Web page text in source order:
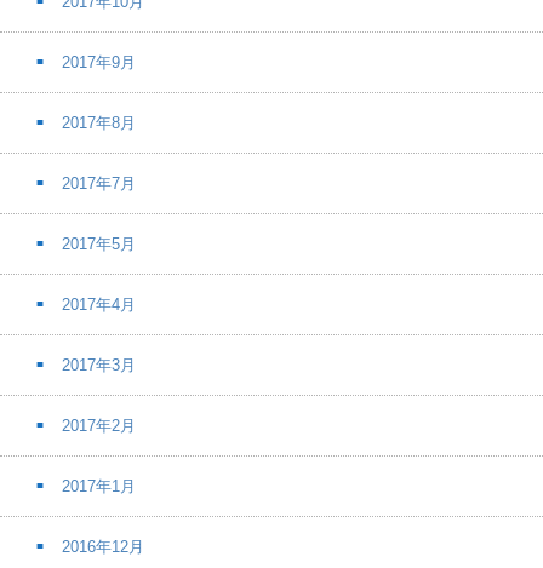
2017年9月
2017年8月
2017年7月
2017年5月
2017年4月
2017年3月
2017年2月
2017年1月
2016年12月